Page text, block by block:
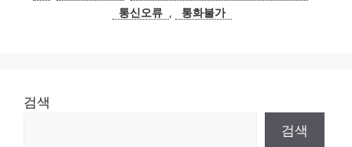
통신오류 , 통화불가
검색
검색